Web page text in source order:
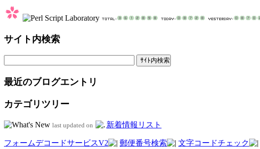
サイト内検索
最近のブログエントリ
カテゴリツリー
last updated on 新着情報リスト
フォームデコードサービスV2 郵便番号検索 文字コードチェック